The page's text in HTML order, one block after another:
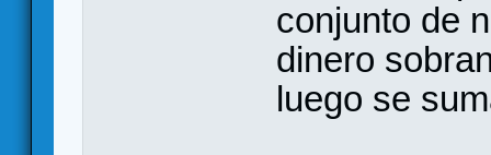
conjunto de
dinero
luego se